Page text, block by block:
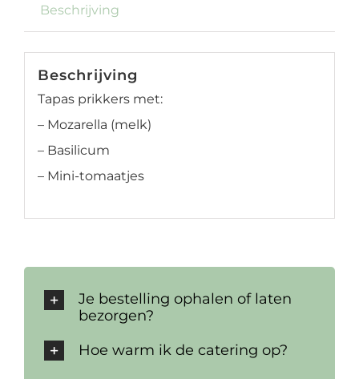
Beschrijving
Beschrijving
Tapas prikkers met:
– Mozarella (melk)
– Basilicum
– Mini-tomaatjes
Je bestelling ophalen of laten
bezorgen?
Hoe warm ik de catering op?